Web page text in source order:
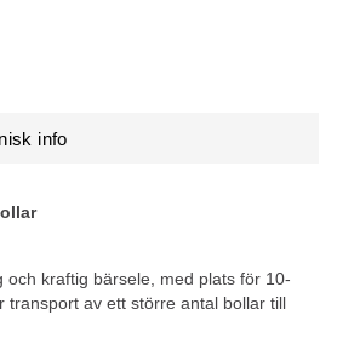
och kraftig bärsele, med plats för 10-
transport av ett större antal bollar till